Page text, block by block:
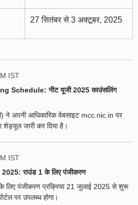
27 सितंबर से 3 अक्टूबर, 2025
IST
Schedule: नीट यूजी 2025 काउंसलिंग
ने अपनी आधिकारिक वेबसाइट mcc.nic.in पर
शेड्यूल जारी कर दिया है।
IST
राउंड 1 के लिए पंजीकरण
लिए पंजीकरण प्रक्रिया 21 जुलाई 2025 से शुरू
पर उपलब्ध होगा।